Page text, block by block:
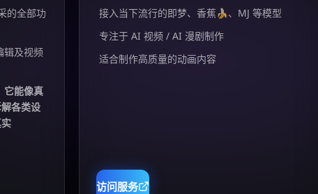
的全部功
辑及视频
能像真
各类设
接入当下流行的即梦、香蕉🍌、MJ 等模型
专注于 AI 视频 / AI 漫剧制作
适合制作高质量的动画内容
访问服务